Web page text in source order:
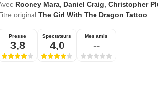
Rooney Mara, Daniel Craig, Christopher
original The Girl With The Dragon Tattoo
Presse
3,8
Spectateurs
4,0
Mes amis
--